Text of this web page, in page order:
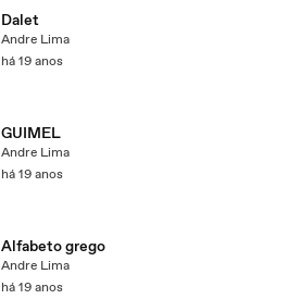
Dalet
Andre Lima
há 19 anos
GUIMEL
Andre Lima
há 19 anos
Alfabeto grego
Andre Lima
há 19 anos